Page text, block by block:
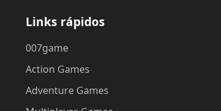
Links rápidos
007game
Action Games
Adventure Games